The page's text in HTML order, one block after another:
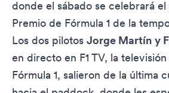
donde el sábado se celebrará
Premio de Fórmula 1 de la
Los dos pilotos Jorge Martín y
en directo en F1 TV, la
Fórmula 1, salieron de la última